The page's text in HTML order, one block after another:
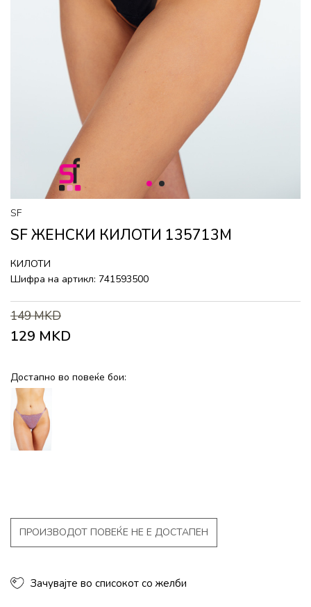
1 2
SF
SF ЖЕНСКИ КИЛОТИ 135713M
КИЛОТИ
Шифра на артикл: 741593500
149MKD
129 MKD
Достапно во повеќе бои:
ПРОИЗВОДОТ ПОВЕЌЕ НЕ Е ДОСТАПЕН
Зачувајте во списокот со желби